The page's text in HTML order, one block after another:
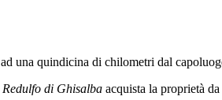
ad una quindicina di chilometri dal
Redulfo di Ghisalba acquista la proprietà